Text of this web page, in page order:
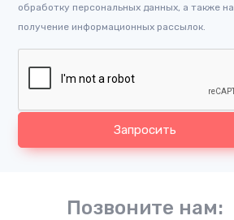
обработку персональных данных, а также на
получение информационных рассылок.
Запросить
Позвоните нам: